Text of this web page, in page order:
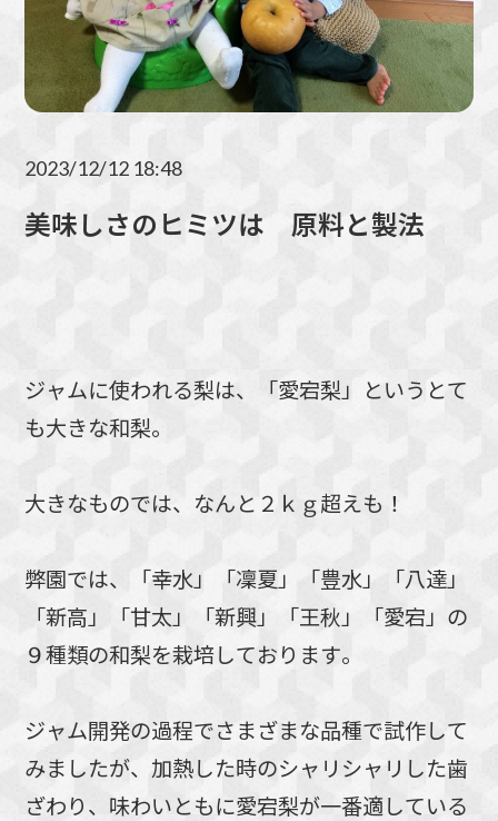
美味しさのヒミツは 原料と製法
2023/12/12 18:48
ジャムに使われる梨は、「愛宕梨」というとて
も大きな和梨。
大きなものでは、なんと２ｋｇ超えも！
弊園では、「幸水」「凜夏」「豊水」「八達」
「新高」「甘太」「新興」「王秋」「愛宕」の
９種類の和梨を栽培しております。
ジャム開発の過程でさまざまな品種で試作して
みましたが、加熱した時のシャリシャリした歯
ざわり、味わいともに愛宕梨が一番適している